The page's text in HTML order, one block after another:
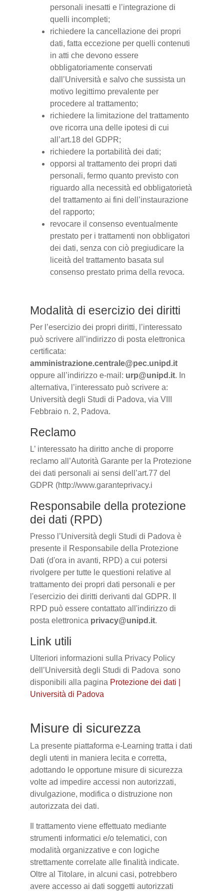
personali inesatti e l’integrazione di
quelli incompleti;
richiedere la cancellazione dei propri
dati, fatta eccezione per quelli contenuti
in atti che devono essere
obbligatoriamente conservati
dall’Università e salvo che sussista un
motivo legittimo prevalente per
procedere al trattamento;
richiedere la limitazione del trattamento
ove ricorra una delle ipotesi di cui
all’art.18 del GDPR;
richiedere la portabilità dei dati;
opporsi al trattamento dei propri dati
personali, fermo quanto previsto con
riguardo alla necessità ed obbligatorietà
del trattamento ai fini dell’instaurazione
del rapporto;
revocare il consenso eventualmente
prestato per i trattamenti non obbligatori
dei dati, senza con ciò pregiudicare la
liceità del trattamento basata sul
consenso prestato prima della revoca.
Modalità di esercizio dei diritti
Per l’esercizio dei propri diritti, l’interessato
può scrivere all’indirizzo di posta elettronica
certificata:
amministrazione.centrale@pec.unipd.it
oppure all’indirizzo e-mail: urp@unipd.it. In
alternativa, l’interessato può scrivere a:
Università degli Studi di Padova, via VIII
Febbraio n. 2, Padova.
Reclamo
L’ interessato ha diritto anche di proporre
reclamo all’Autorità Garante per la Protezione
dei dati personali ai sensi dell’art.77 del
GDPR (http://www.garanteprivacy.i
Responsabile della protezione
dei dati (RPD)
Presso l’Università degli Studi di Padova è
presente il Responsabile della Protezione
Dati (d'ora in avanti, RPD) a cui potersi
rivolgere per tutte le questioni relative al
trattamento dei propri dati personali e per
l'esercizio dei diritti derivanti dal GDPR. Il
RPD può essere contattato all'indirizzo di
posta elettronica privacy@unipd.it.
Link utili
Ulteriori informazioni sulla Privacy Policy
dell’Università degli Studi di Padova sono
disponibili alla pagina Protezione dei dati |
Università di Padova
Misure di sicurezza
La presente piattaforma e-Learning tratta i dati
degli utenti in maniera lecita e corretta,
adottando le opportune misure di sicurezza
volte ad impedire accessi non autorizzati,
divulgazione, modifica o distruzione non
autorizzata dei dati.
Il trattamento viene effettuato mediante
strumenti informatici e/o telematici, con
modalità organizzative e con logiche
strettamente correlate alle finalità indicate.
Oltre al Titolare, in alcuni casi, potrebbero
avere accesso ai dati soggetti autorizzati